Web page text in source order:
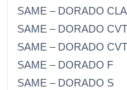
SAME – DORADO
SAME – DORADO
SAME – DORADO
SAME – DORADO F
SAME – DORADO S